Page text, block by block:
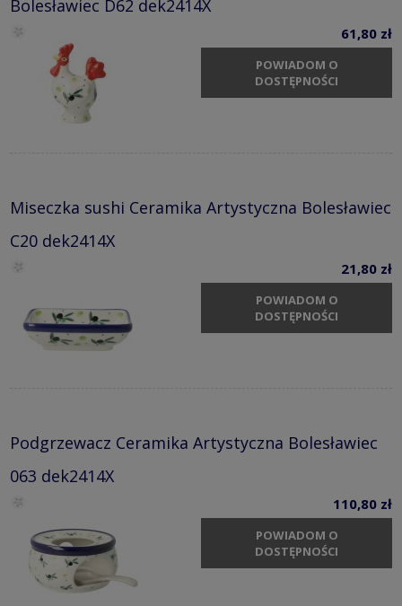
Bolesławiec D62 dek2414X
61,80 zł
POWIADOM O
DOSTĘPNOŚCI
Miseczka sushi Ceramika Artystyczna Bolesławiec
C20 dek2414X
21,80 zł
POWIADOM O
DOSTĘPNOŚCI
Podgrzewacz Ceramika Artystyczna Bolesławiec
063 dek2414X
110,80 zł
POWIADOM O
DOSTĘPNOŚCI